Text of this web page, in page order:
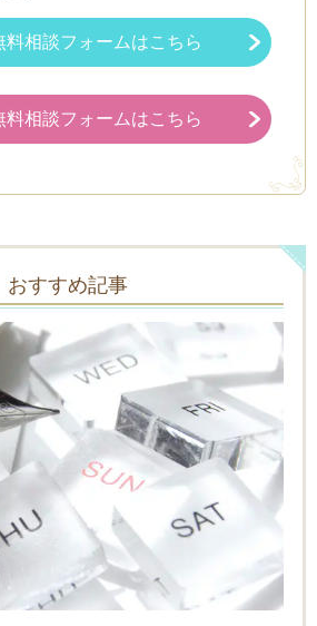
料相談フォームはこちら
料相談フォームはこちら
おすすめ記事